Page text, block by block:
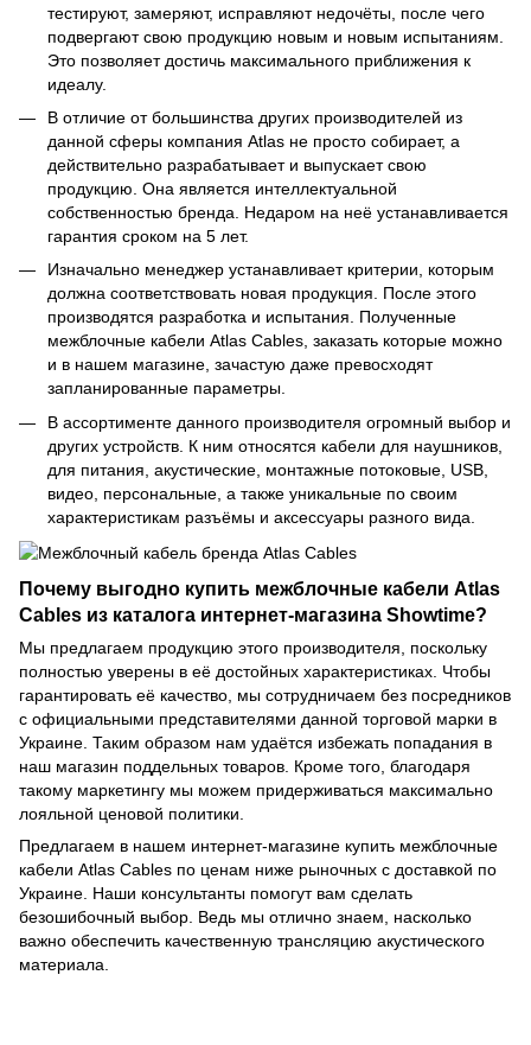
тестируют, замеряют, исправляют недочёты, после чего
подвергают свою продукцию новым и новым испытаниям.
Это позволяет достичь максимального приближения к
идеалу.
В отличие от большинства других производителей из
данной сферы компания Atlas не просто собирает, а
действительно разрабатывает и выпускает свою
продукцию. Она является интеллектуальной
собственностью бренда. Недаром на неё устанавливается
гарантия сроком на 5 лет.
Изначально менеджер устанавливает критерии, которым
должна соответствовать новая продукция. После этого
производятся разработка и испытания. Полученные
межблочные кабели Atlas Cables, заказать которые можно
и в нашем магазине, зачастую даже превосходят
запланированные параметры.
В ассортименте данного производителя огромный выбор и
других устройств. К ним относятся кабели для наушников,
для питания, акустические, монтажные потоковые, USB,
видео, персональные, а также уникальные по своим
характеристикам разъёмы и аксессуары разного вида.
Почему выгодно купить межблочные кабели Atlas
Cables из каталога интернет-магазина Showtime?
Мы предлагаем продукцию этого производителя, поскольку
полностью уверены в её достойных характеристиках. Чтобы
гарантировать её качество, мы сотрудничаем без посредников
с официальными представителями данной торговой марки в
Украине. Таким образом нам удаётся избежать попадания в
наш магазин поддельных товаров. Кроме того, благодаря
такому маркетингу мы можем придерживаться максимально
лояльной ценовой политики.
Предлагаем в нашем интернет-магазине купить межблочные
кабели Atlas Cables по ценам ниже рыночных с доставкой по
Украине. Наши консультанты помогут вам сделать
безошибочный выбор. Ведь мы отлично знаем, насколько
важно обеспечить качественную трансляцию акустического
материала.